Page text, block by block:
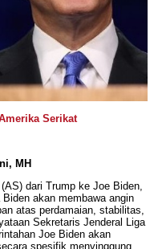
Serikat
MH
dari Trump ke Joe Biden,
akan membawa angin
atas perdamaian, stabilitas,
Sekretaris Jenderal Liga
Joe Biden akan
spesifik menyinggung